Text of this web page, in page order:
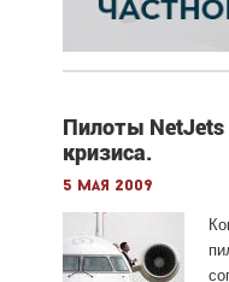
Пилоты NetJets
кризиса.
5 мая 2009